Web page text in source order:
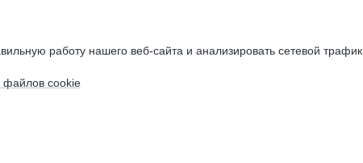
работу нашего веб-сайта и анализировать сетевой трафик.
файлов cookie